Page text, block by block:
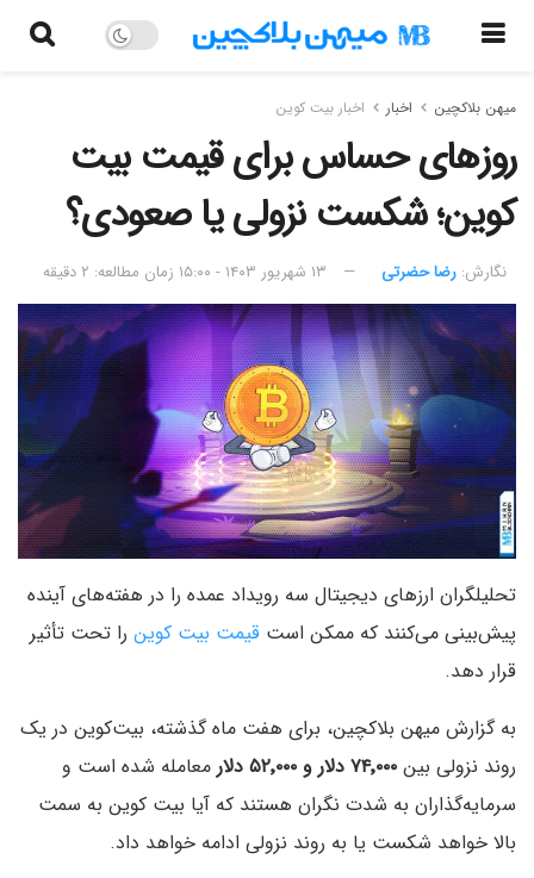
میهن بلاکچین اخبار اخبار بیت کوین
روزهای حساس برای قیمت بیت
کوین؛ شکست نزولی یا صعودی؟
نگارش:‌ رضا حضرتی ۱۳ شهریور ۱۴۰۳ - ۱۵:۰۰ زمان مطالعه: ۲ دقیقه
تحلیلگران ارزهای دیجیتال سه رویداد عمده را در هفته‌های آینده
پیش‌بینی می‌کنند که ممکن است قیمت بیت کوین را تحت تأثیر
قرار دهد.
به گزارش میهن بلاکچین، برای هفت ماه گذشته، بیت‌کوین در یک
روند نزولی بین ۷۴٬۰۰۰ دلار و ۵۲٬۰۰۰ دلار
معامله شده است و
سرمایه‌گذاران به شدت نگران هستند که آیا بیت کوین به سمت
بالا خواهد شکست یا به روند نزولی ادامه خواهد داد.